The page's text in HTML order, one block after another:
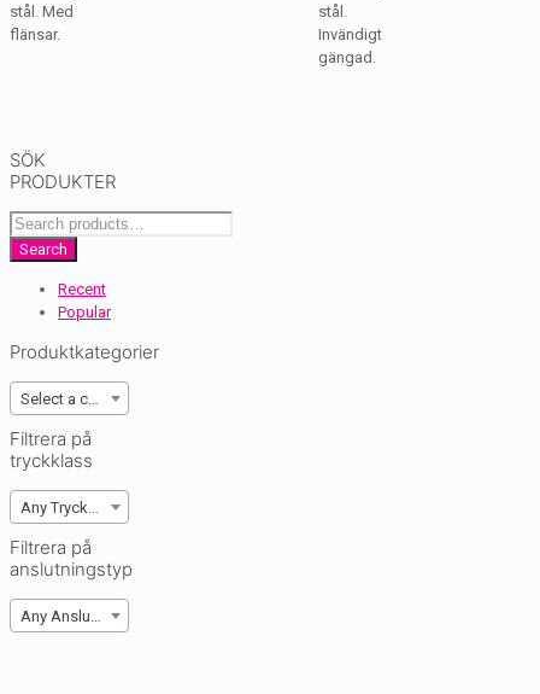
stål. Med
flänsar.
stål.
Invändigt
gängad.
SÖK
PRODUKTER
Search
for:
Search
Recent
Popular
Produktkategorier
Filtrera på
tryckklass
Filtrera på
anslutningstyp